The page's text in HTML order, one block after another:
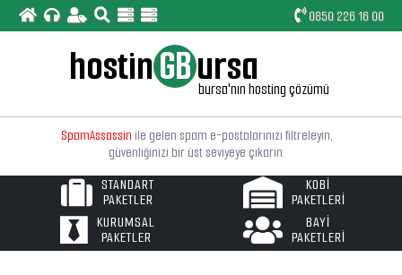
0850 226 16 00
bursa'nın hosting çözümü
hostinGBursa
E-postalarınızı bilgisayarıza, iphone ve android cep
kurabilirsiniz.
SpamAssassin ile gelen spam e-postalarınızı filtreleyin,
güvenliğinizi bir üst seviyeye çıkarın.
Linux tabanlı web sunucularımız "Bursa"lokasyonludur
ve PHP ile MySQL'in son sürümleri yüklüdür.
Basit arayüzlü"Türkçe Kontrol Paneli"ile hosting
işlemlerinizi çok daha rahat ve çabuk yapabileceksiniz.
STANDART
PAKETLER
KOBİ
PAKETLERİ
KURUMSAL
PAKETLER
BAYİ
PAKETLERİ